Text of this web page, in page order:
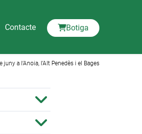
Contacte Botiga
a l’Anoia, l’Alt Penedès i el Bages